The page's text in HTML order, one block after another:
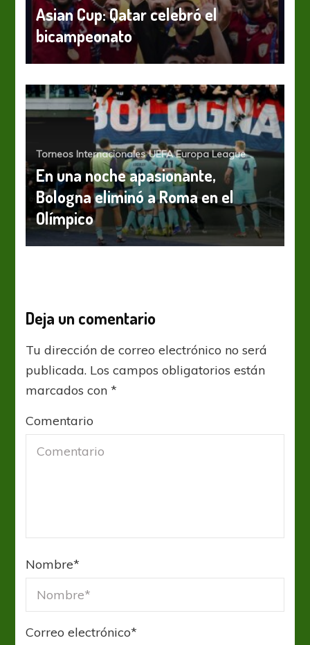
Asian Cup: Qatar celebró el
bicampeonato
Torneos Internacionales UEFA Europa League
En una noche apasionante,
Bologna eliminó a Roma en el
Olímpico
Deja un comentario
Tu dirección de correo electrónico no será
publicada. Los campos obligatorios están
marcados con*
Comentario
Nombre*
Correo electrónico*